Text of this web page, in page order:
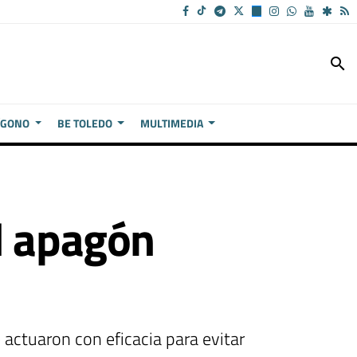
search
BE TOLEDO MULTIMEDIA
con eficacia para evitar